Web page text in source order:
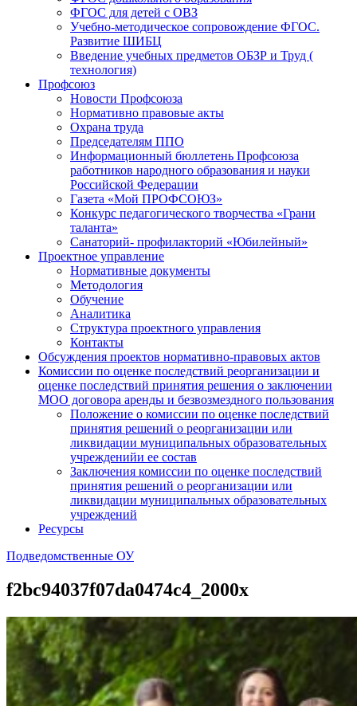
ФГОС для детей с ОВЗ
Учебно-методическое сопровождение ФГОС.
Развитие ШИБЦ
Введение учебных предметов ОБЗР и Труд (
технология)
Профсоюз
Новости Профсоюза
Нормативно правовые акты
Охрана труда
Председателям ППО
Информационный бюллетень Профсоюза
работников народного образования и науки
Российской Федерации
Газета «Мой ПРОФСОЮЗ»
Конкурс педагогического творчества «Грани
таланта»
Санаторий- профилакторий «Юбилейный»
Проектное управление
Нормативные документы
Методология
Обучение
Аналитика
Структура проектного управления
Контакты
Обсуждения проектов нормативно-правовых актов
Комиссии по оценке последствий реорганизации и
оценке последствий принятия решения о заключении
МОО договора аренды и безвозмездного пользования
Положение о комиссии по оценке последствий
принятия решений о реорганизации или
ликвидации муниципальных образовательных
учрежденийи ее состав
Заключения комиссии по оценке последствий
принятия решений о реорганизации или
ликвидации муниципальных образовательных
учреждений
Ресурсы
Подведомственные ОУ
f2bc94037f07da0474c4_2000x